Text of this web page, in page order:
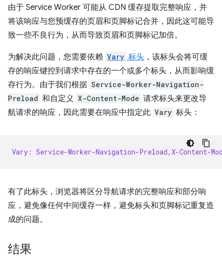
由于 Service Worker 可能从 CDN 缓存提取完整响应，并
将该响应与您预缓存的页眉和页脚标记合并，因此这可能导
致一些不良行为，从而导致页眉和页脚标记加倍。
为解决此问题，您需要依赖 Vary 标头 ，该标头会将可缓
存的响应键控到请求中存在的一个或多个标头，从而影响缓
存行为。由于我们根据 Service-Worker-Navigation-
Preload 和自定义 X-Content-Mode 请求标头来更改导
航请求的响应，因此需要在响应中指定此 Vary 标头：
Vary: Service-Worker-Navigation-Preload,X-Content-
有了此标头，浏览器将区分导航请求的完整响应和部分响
应，避免像任何中间缓存一样，避免标头和页脚标记重复造
成的问题。
结果